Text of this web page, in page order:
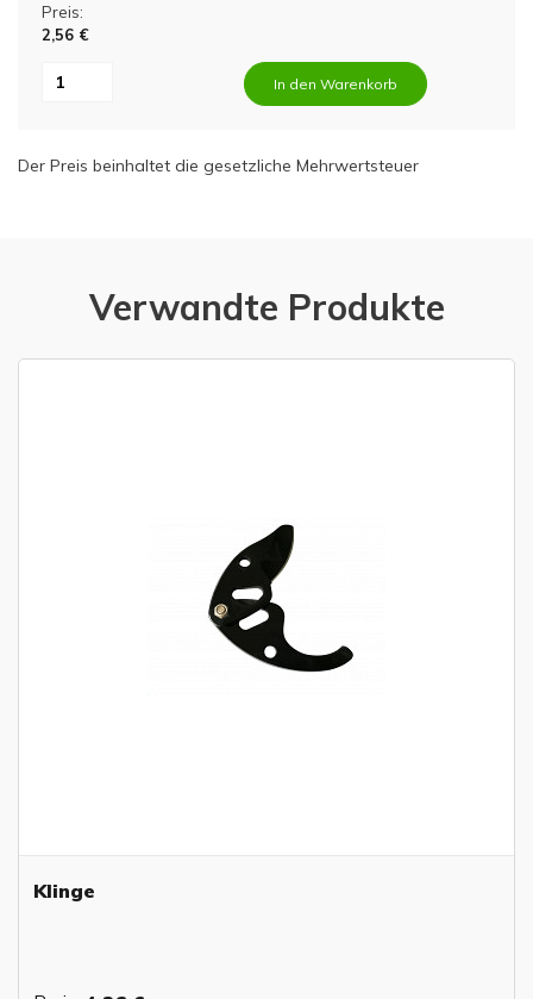
Preis:
2,56 €
In den Warenkorb
Der Preis beinhaltet die gesetzliche Mehrwertsteuer
Verwandte Produkte
Klinge